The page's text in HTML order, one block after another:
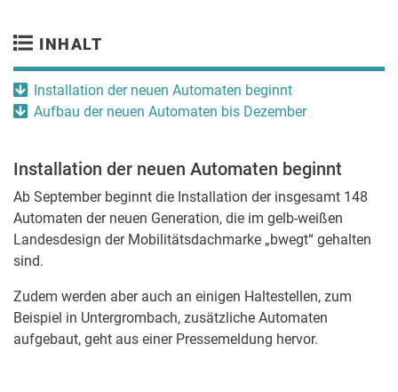
INHALT
Installation der neuen Automaten beginnt
Aufbau der neuen Automaten bis Dezember
Installation der neuen Automaten beginnt
Ab September beginnt die Installation der insgesamt 148
Automaten der neuen Generation, die im gelb-weißen
Landesdesign der Mobilitätsdachmarke „bwegt“ gehalten
sind.
Zudem werden aber auch an einigen Haltestellen, zum
Beispiel in Untergrombach, zusätzliche Automaten
aufgebaut, geht aus einer Pressemeldung hervor.